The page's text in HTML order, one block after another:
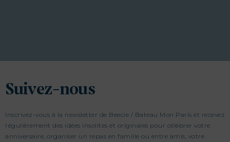
Suivez-nous
Inscrivez-vous à la newsletter de Beecie / Bateau Mon Paris et recevez
régulièrement des idées insolites et originales pour célébrer votre
anniversaire, organiser un repas en famille ou entre amis, votre